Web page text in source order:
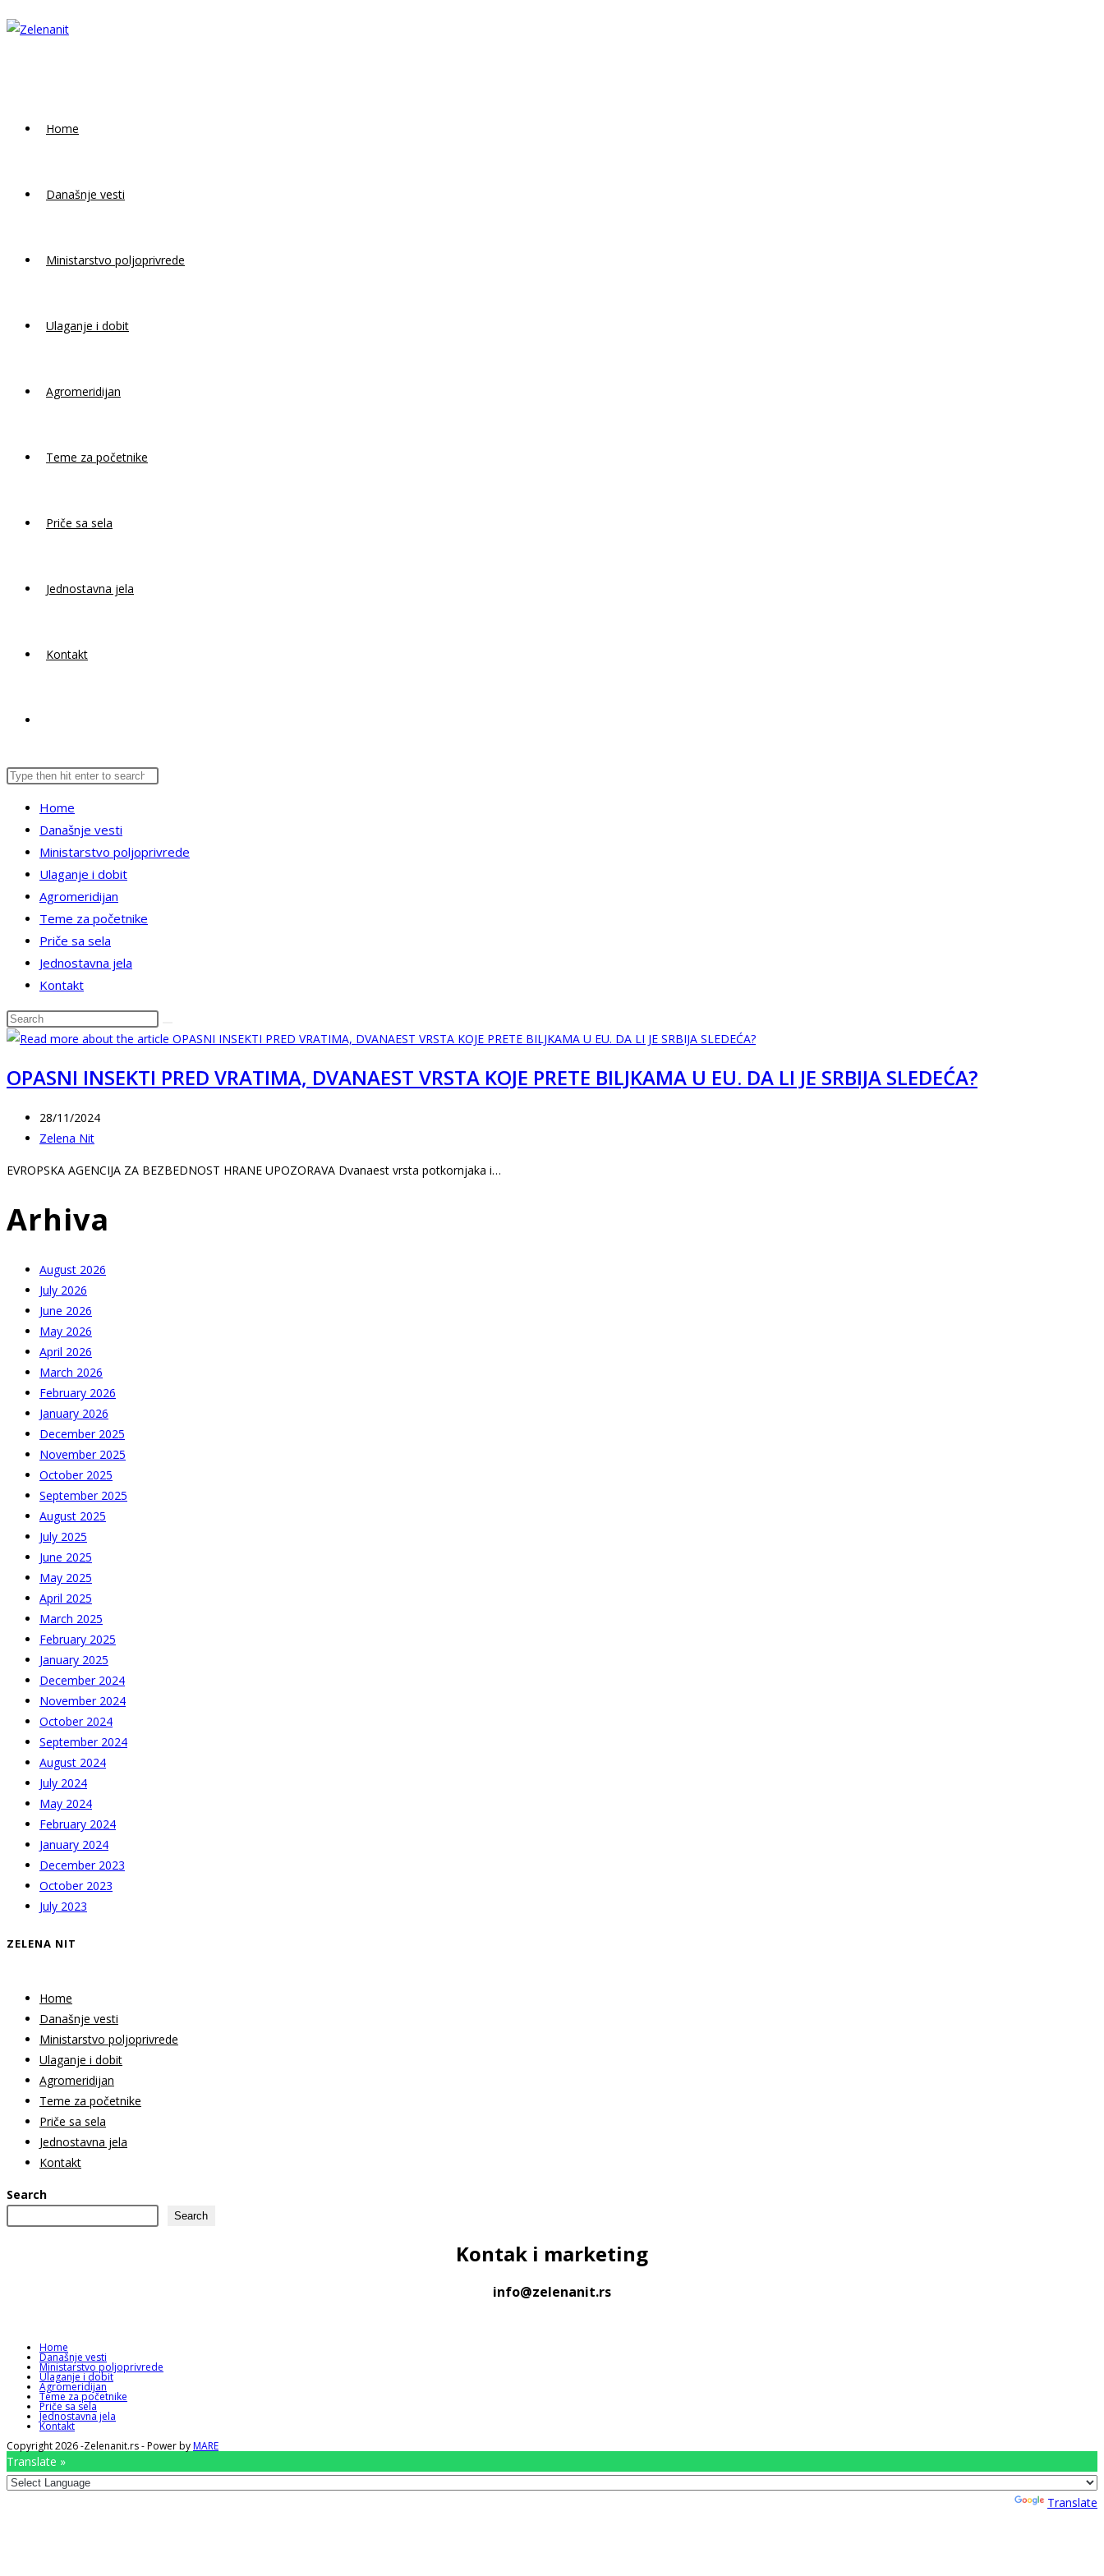
Skip
to
Home
Današnje vesti
Ministarstvo poljoprivrede
Ulaganje i dobit
Agromeridijan
Teme za početnike
Priče sa sela
Jednostavna jela
Kontakt
website
search
Search
website
Press
the
Home
Današnje vesti
Ministarstvo poljoprivrede
Ulaganje i dobit
Agromeridijan
Teme za početnike
Priče sa sela
Jednostavna jela
Kontakt
Search
this
OPASNI INSEKTI PRED VRATIMA, DVANAEST VRSTA KOJE PRETE BILJKAMA U EU. DA LI JE SRBIJA SLEDEĆA?
Post
published:
28/11/2024
Post
Zelena Nit
EVROPSKA AGENCIJA ZA BEZBEDNOST HRANE UPOZORAVA Dvanaest vrsta potkornjaka i…
Arhiva
August 2026
July 2026
June 2026
May 2026
April 2026
March 2026
February 2026
January 2026
December 2025
November 2025
October 2025
September 2025
August 2025
July 2025
June 2025
May 2025
April 2025
March 2025
February 2025
January 2025
December 2024
November 2024
October 2024
September 2024
August 2024
July 2024
May 2024
February 2024
January 2024
December 2023
October 2023
July 2023
ZELENA NIT
Home
Današnje vesti
Ministarstvo poljoprivrede
Ulaganje i dobit
Agromeridijan
Teme za početnike
Priče sa sela
Jednostavna jela
Kontakt
Search
Search
Kontak i marketing
info@zelenanit.rs
Home
Današnje vesti
Ministarstvo poljoprivrede
Ulaganje i dobit
Agromeridijan
Teme za početnike
Priče sa sela
Jednostavna jela
Kontakt
Copyright 2026 -Zelenanit.rs - Power byMARE
Translate »
Translate